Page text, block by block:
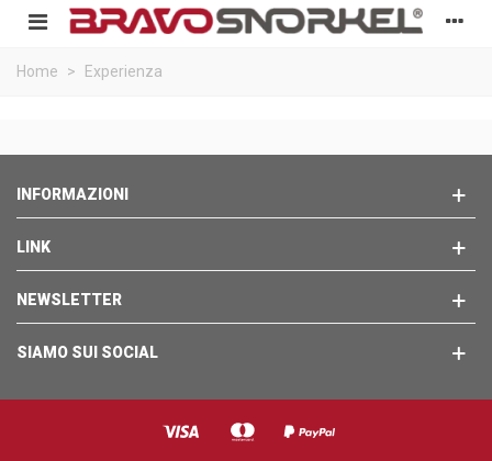
Home > Experienza
INFORMAZIONI
LINK
NEWSLETTER
SIAMO SUI SOCIAL